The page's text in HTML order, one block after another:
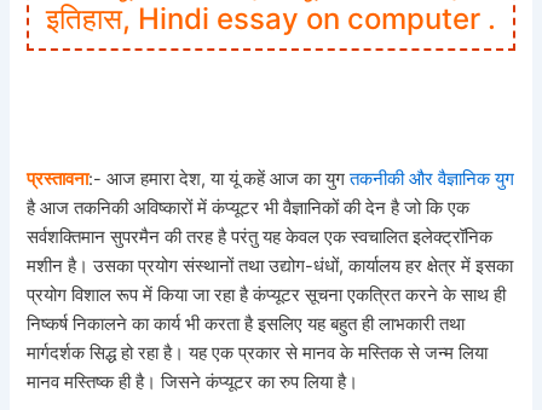
इतिहास, Hindi essay on computer .
प्रस्तावना:- आज हमारा देश, या यूं कहें आज का युगतकनीकी और वैज्ञानिक युग
है आज तकनिकी अविष्कारों में कंप्यूटर भी वैज्ञानिकों की देन है जो कि एक
सर्वशक्तिमान सुपरमैन की तरह है परंतु यह केवल एक स्वचालित इलेक्ट्रॉनिक
मशीन है। उसका प्रयोग संस्थानों तथा उद्योग-धंधों, कार्यालय हर क्षेत्र में इसका
प्रयोग विशाल रूप में किया जा रहा है कंप्यूटर सूचना एकत्रित करने के साथ ही
निष्कर्ष निकालने का कार्य भी करता है इसलिए यह बहुत ही लाभकारी तथा
मार्गदर्शक सिद्ध हो रहा है। यह एक प्रकार से मानव के मस्तिक से जन्म लिया
मानव मस्तिष्क ही है। जिसने कंप्यूटर का रुप लिया है।